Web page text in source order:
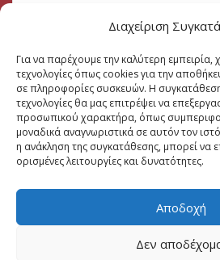
Διαχείριση
Για να παρέχουμε την καλύτερη εμπειρία,
τεχνολογίες όπως cookies για την
σε πληροφορίες συσκευών. Η συγκατάθεση
τεχνολογίες θα μας επιτρέψει να
προσωπικού χαρακτήρα, όπως
μοναδικά αναγνωριστικά σε αυτόν τον
η ανάκληση της συγκατάθεσης, μπορεί να
ορισμένες λειτουργίες και δυνατότητες.
Αποδοχή
Δεν